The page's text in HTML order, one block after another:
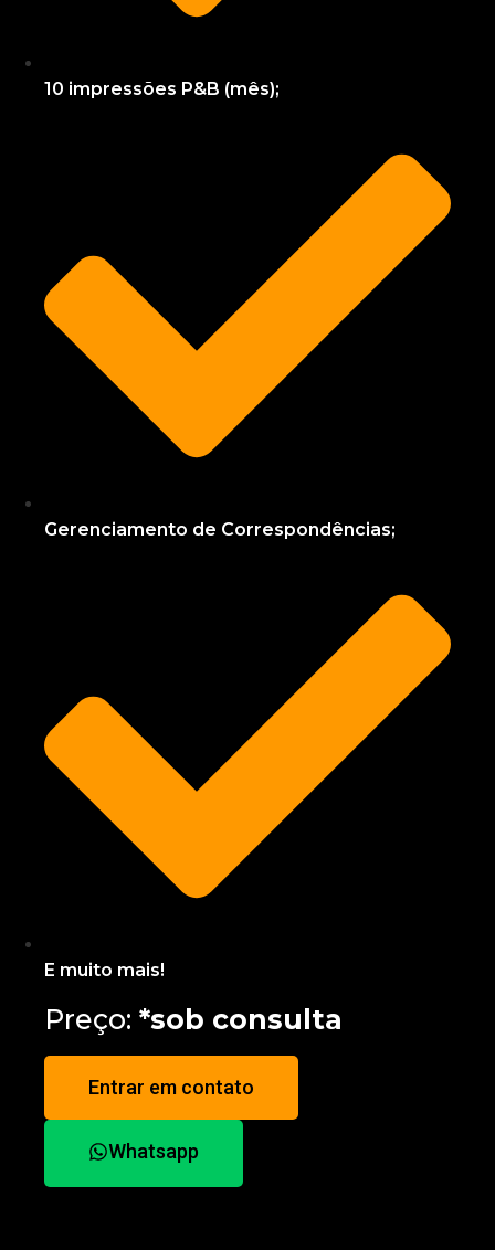
10 impressões P&B (mês);
Gerenciamento de Correspondências;
E muito mais!
Preço: *sob consulta
Entrar em contato
Whatsapp